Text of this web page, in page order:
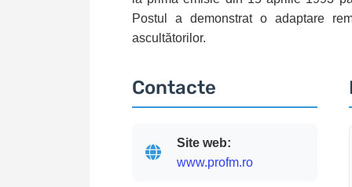
Postul a demonstrat o adaptare
ascultătorilor.
Contacte
Site web:
www.profm.ro